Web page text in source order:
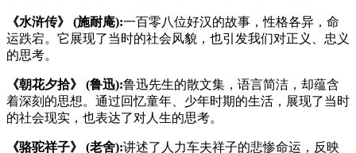
《水浒传》 (施耐庵):一百零八位好汉的故事，性格各异，命
运跌宕。它展现了当时的社会风貌，也引发我们对正义、忠义
的思考。
《朝花夕拾》 (鲁迅):鲁迅先生的散文集，语言简洁，却蕴含
着深刻的思想。通过回忆童年、少年时期的生活，展现了当时
的社会现实，也表达了对人生的思考。
《骆驼祥子》 (老舍):讲述了人力车夫祥子的悲惨命运，反映